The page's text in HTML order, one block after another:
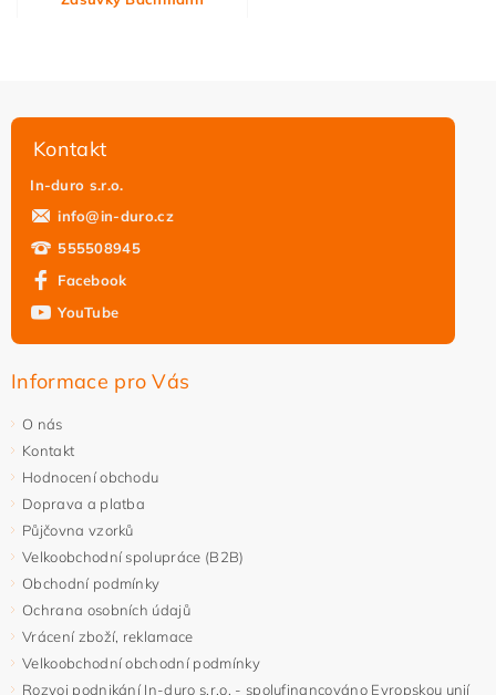
Vložením hodnocení souhlasíte s
osobních údajů
Kontakt
In-duro s.r.o.
info@in-duro.cz
555508945
Facebook
YouTube
Informace pro Vás
O nás
Kontakt
Hodnocení obchodu
Doprava a platba
Půjčovna vzorků
Velkoobchodní spolupráce (B2B)
Obchodní podmínky
Ochrana osobních údajů
Vrácení zboží, reklamace
Velkoobchodní obchodní podmínky
Rozvoj podnikání In-duro s.r.o. - spolufinancováno Evropskou unií